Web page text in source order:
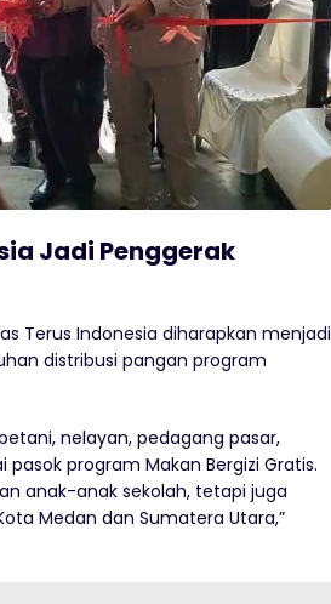
Jadi Penggerak
Terus Indonesia diharapkan menjadi
distribusi pangan program
nelayan, pedagang pasar,
program Makan Bergizi Gratis.
anak-anak sekolah, tetapi juga
Medan dan Sumatera Utara,”